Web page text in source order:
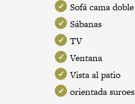
Sofá cama doble
Sábanas
TV
Ventana
Vista al patio
orientada